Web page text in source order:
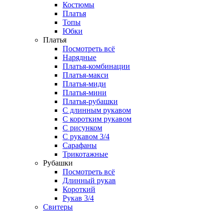
Костюмы
Платья
Топы
Юбки
Платья
Посмотреть всё
Нарядные
Платья-комбинации
Платья-макси
Платья-миди
Платья-мини
Платья-рубашки
С длинным рукавом
С коротким рукавом
С рисунком
С рукавом 3/4
Сарафаны
Трикотажные
Рубашки
Посмотреть всё
Длинный рукав
Короткий
Рукав 3/4
Свитеры